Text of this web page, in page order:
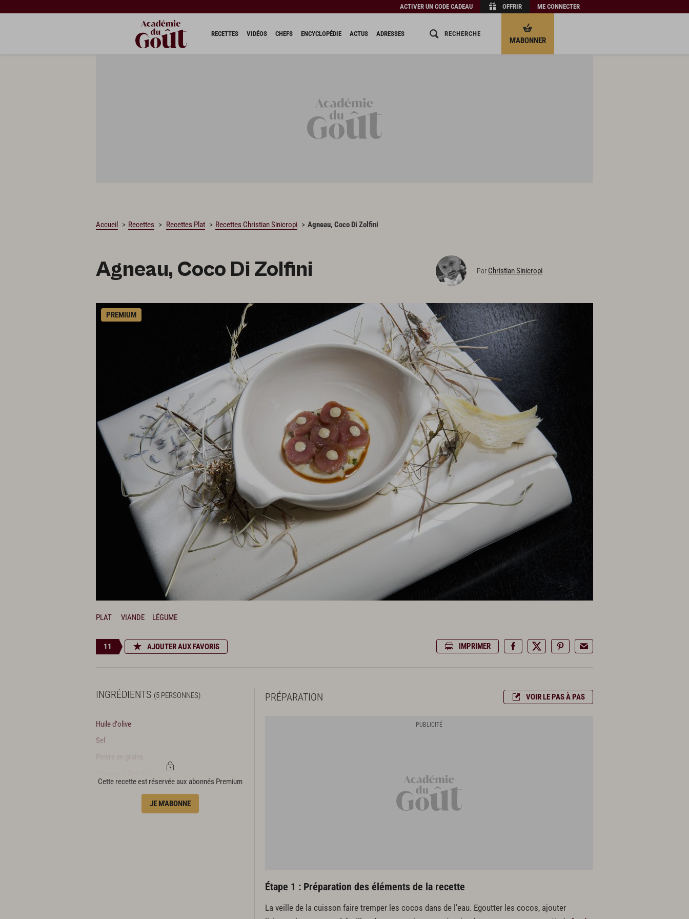
ACTIVER UN CODE CADEAU OFFRIR ME CONNECTER
RECETTES VIDÉOS CHEFS ENCYCLOPÉDIE ACTUS ADRESSES RECHERCHE
M'ABONNER
Accueil Recettes Recettes Plat Recettes Christian Sinicropi Agneau, Coco Di Zolfini
Agneau, Coco Di Zolfini Par Christian Sinicropi
PREMIUM
PLAT VIANDE LÉGUME
11 AJOUTER AUX FAVORIS IMPRIMER
INGRÉDIENTS (5 PERSONNES)
Huile d'olive
Sel
Poivre en grains
Préparation des éléments de la
Cette recette est réservée aux abonnés Premium
JE M'ABONNE
PRÉPARATION VOIR LE PAS À PAS
Étape 1 : Préparation des éléments de la recette
La veille de la cuisson faire tremper les cocos dans de l’eau. Egoutter les cocos, ajouter
CHARGEMENT…